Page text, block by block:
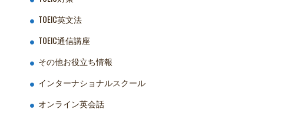
TOEIC英文法
TOEIC通信講座
その他お役立ち情報
インターナショナルスクール
オンライン英会話